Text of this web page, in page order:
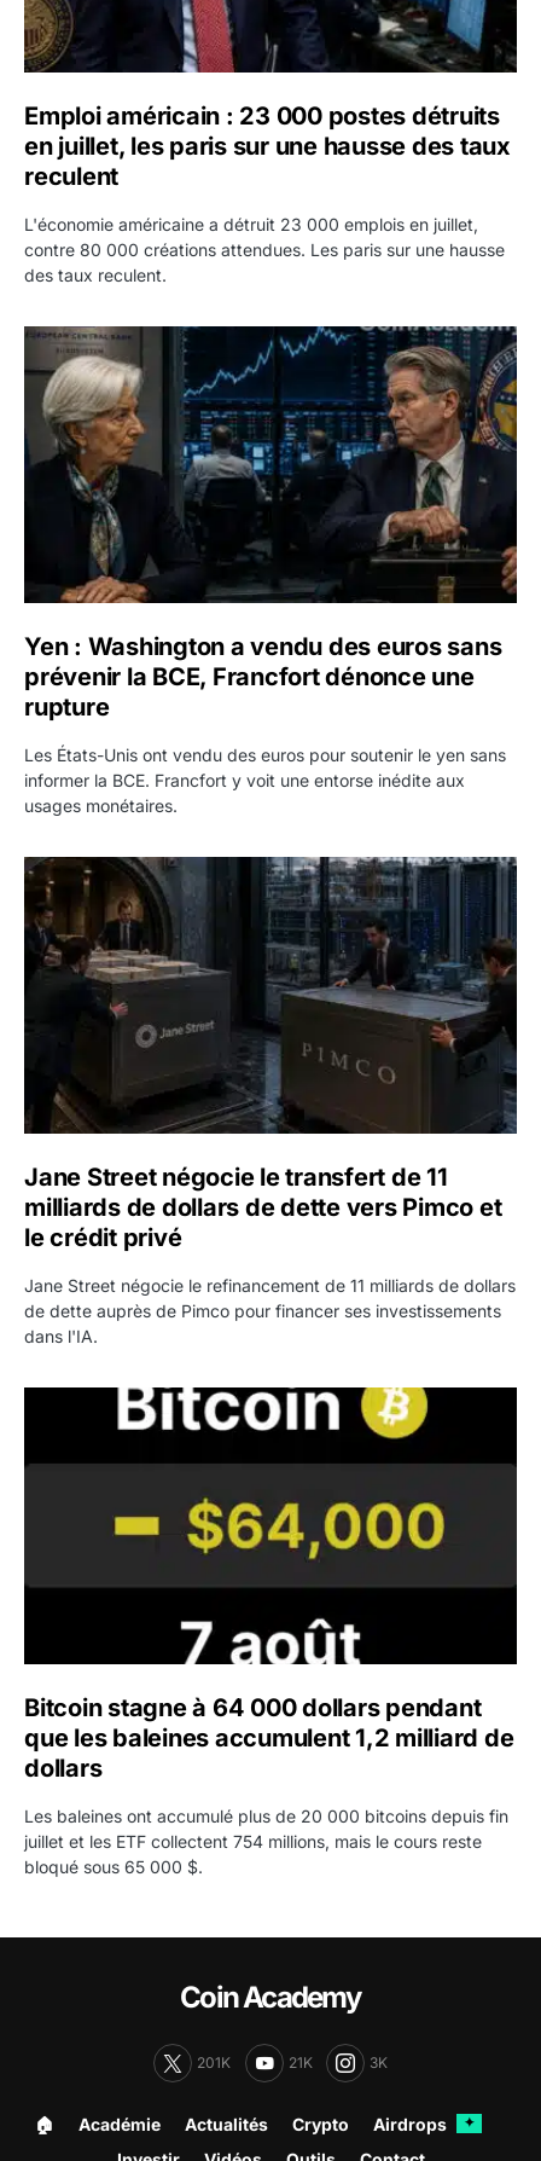
Emploi américain : 23 000 postes détruits
en juillet, les paris sur une hausse des taux
reculent
L'économie américaine a détruit 23 000 emplois en juillet,
contre 80 000 créations attendues. Les paris sur une hausse
des taux reculent.
Yen : Washington a vendu des euros sans prévenir la
Yen : Washington a vendu des euros sans
prévenir la BCE, Francfort dénonce une
rupture
Les États-Unis ont vendu des euros pour soutenir le yen sans
informer la BCE. Francfort y voit une entorse inédite aux
usages monétaires.
Jane Street négocie le transfert de 11 milliards de
Jane Street négocie le transfert de 11
milliards de dollars de dette vers Pimco et
le crédit privé
Jane Street négocie le refinancement de 11 milliards de dollars
de dette auprès de Pimco pour financer ses investissements
dans l'IA.
Bitcoin stagne à 64 000 dollars pendant que les
Bitcoin stagne à 64 000 dollars pendant
que les baleines accumulent 1,2 milliard de
dollars
Les baleines ont accumulé plus de 20 000 bitcoins depuis fin
juillet et les ETF collectent 754 millions, mais le cours reste
bloqué sous 65 000 $.
Coin Academy
201K 21K 3K
🏠︎ Académie Actualités Crypto Airdrops ✦